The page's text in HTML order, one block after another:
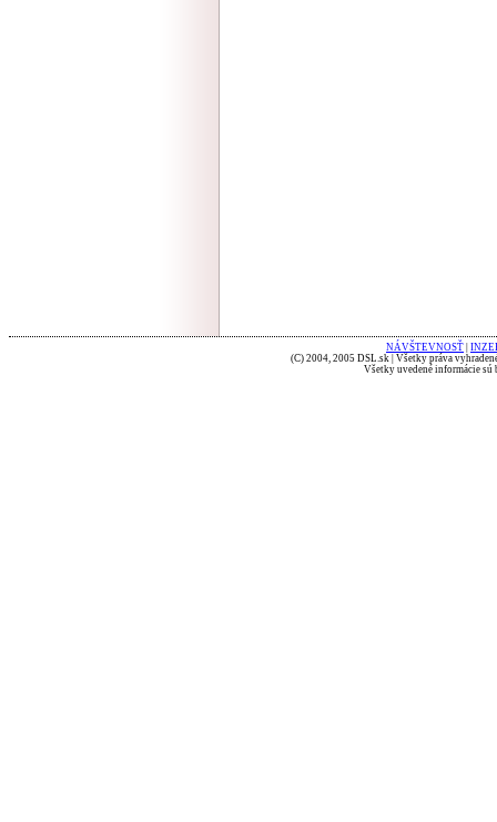
NÁVŠTEVNOSŤ
(C) 2004, 2005 DSL.sk | Všetky práva
Všetky uvedené informácie sú